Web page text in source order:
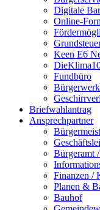
Digitale
Online-
Keen E6
Fundbüro
Briefwahlantrag
Ansprechpartner
Bürgeramt
Finanzen /
Planen &
Bauhof